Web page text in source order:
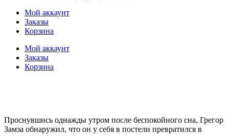
Мой аккаунт
Заказы
Корзина
Мой аккаунт
Заказы
Корзина
Проснувшись однажды утром после беспокойного сна, Грегор
Замза обнаружил, что он у себя в постели превратился в